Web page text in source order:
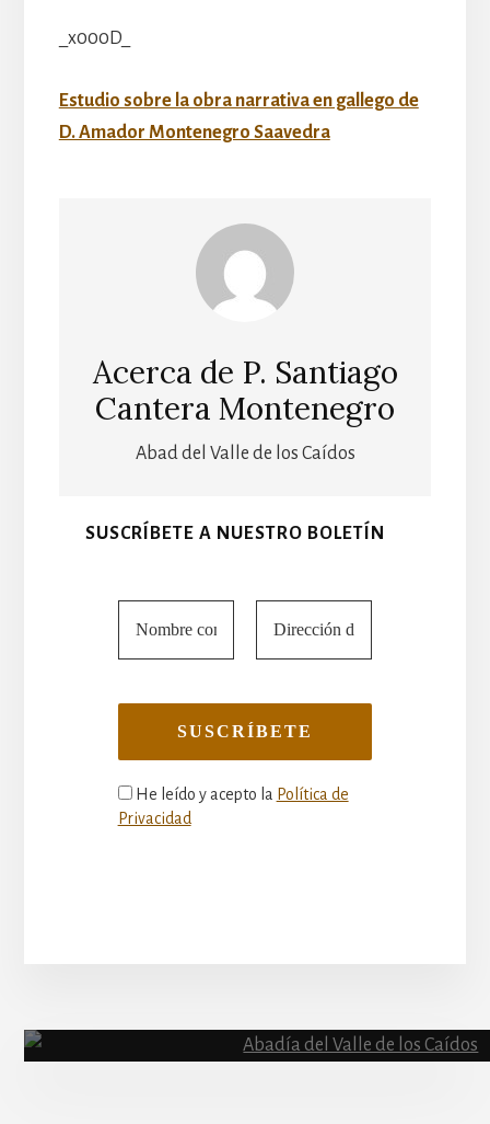
_x000D_
Estudio sobre la obra narrativa en gallego de
D. Amador Montenegro Saavedra
Acerca de P. Santiago
Cantera Montenegro
Abad del Valle de los Caídos
SUSCRÍBETE A NUESTRO BOLETÍN
He leído y acepto la Política de
Privacidad
Content